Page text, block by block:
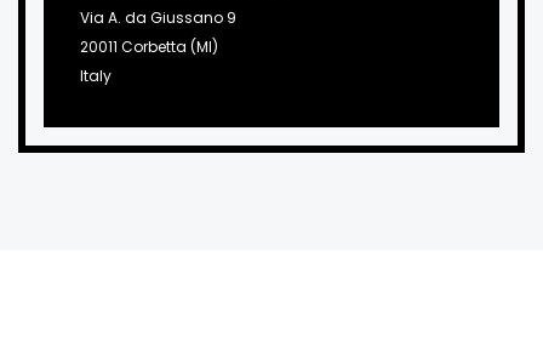
Via A. da Giussano 9
20011 Corbetta (MI)
Italy